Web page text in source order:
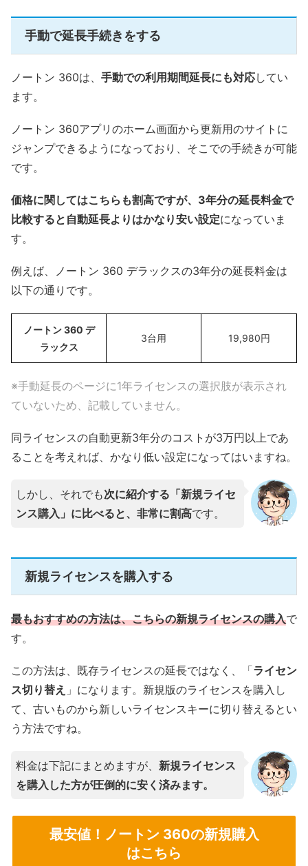
手動で延長手続きをする
ノートン 360は、 手動での利用期間延長にも対応してい
ます。
ノートン 360アプリのホーム画面から更新用のサイトに
ジャンプできるようになっており、そこでの手続きが可能
です。
価格に関してはこちらも割高ですが、3年分の延長料金で
比較すると自動延長よりはかなり安い設定になっていま
す。
例えば、ノートン 360 デラックスの3年分の延長料金は
以下の通りです。
ノートン 360 デ
ラックス
3台用 19,980円
※手動延長のページに1年ライセンスの選択肢が表示され
ていないため、記載していません。
同ライセンスの自動更新3年分のコストが3万円以上であ
ることを考えれば、かなり低い設定になってはいますね。
しかし、それでも次に紹介する「新規ライセ
ンス購入」に比べると、非常に割高です。
新規ライセンスを購入する
最もおすすめの方法は、こちらの新規ライセンスの購入で
す。
この方法は、既存ライセンスの延長ではなく、「ライセン
ス切り替え 」になります。新規版のライセンスを購入し
て、古いものから新しいライセンスキーに切り替えるとい
う方法ですね。
料金は下記にまとめますが、 新規ライセンス
を購入した方が圧倒的に安く済みます。
最安値！ノートン 360の新規購入
はこちら